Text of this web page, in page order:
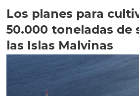
Los planes para
50.000 toneladas de
las Islas Malvinas